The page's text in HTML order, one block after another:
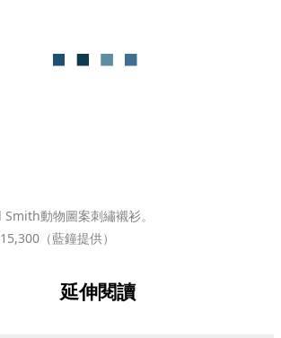
Smith動物圖案刺繡襯衫。
（藍鐘提供）
延伸閱讀